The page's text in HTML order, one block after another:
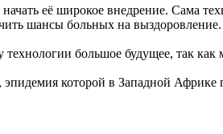
её широкое внедрение. Сама
шансы больных на выздоровление.
большое будущее, так
которой в Западной Африке